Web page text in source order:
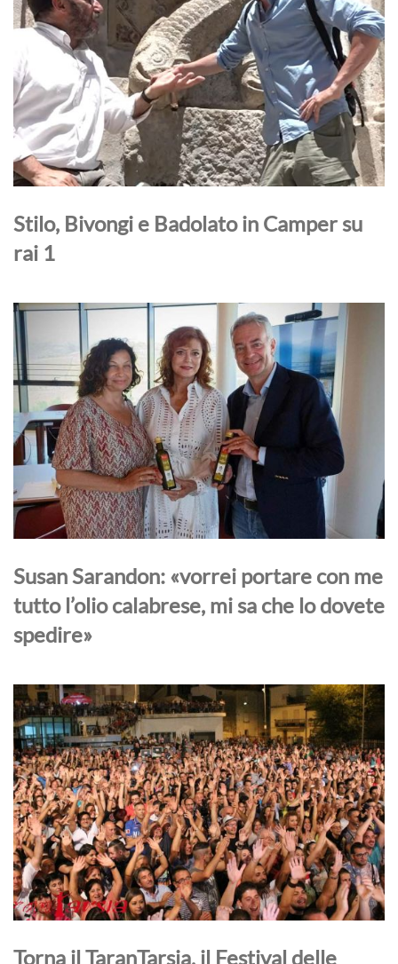
Stilo, Bivongi e Badolato in Camper su
rai 1
Susan Sarandon: «vorrei portare con me
tutto l’olio calabrese, mi sa che lo dovete
spedire»
Torna il TaranTarsia, il Festival delle